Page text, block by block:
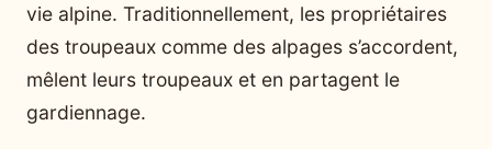
vie alpine. Traditionnellement, les propriétaires
des troupeaux comme des alpages s’accordent,
mêlent leurs troupeaux et en partagent le
gardiennage.